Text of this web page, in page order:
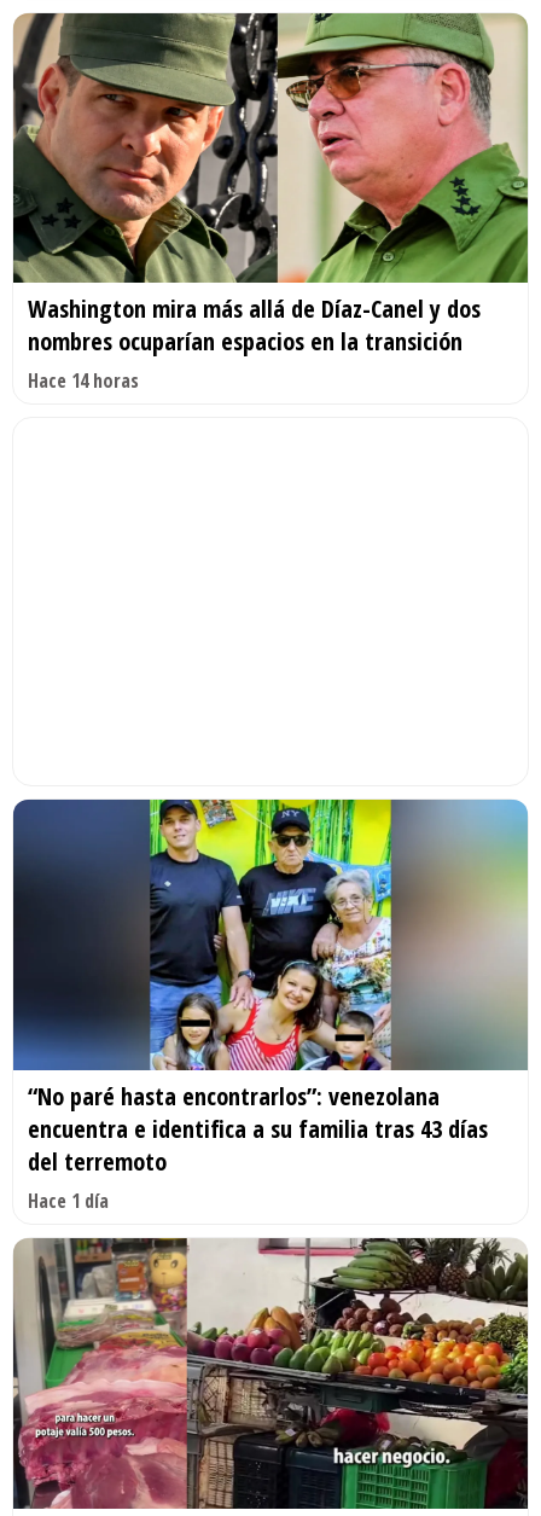
Washington mira más allá de Díaz-Canel y dos
nombres ocuparían espacios en la transición
Hace 14 horas
“No paré hasta encontrarlos”: venezolana
encuentra e identifica a su familia tras 43 días
del terremoto
Hace 1 día